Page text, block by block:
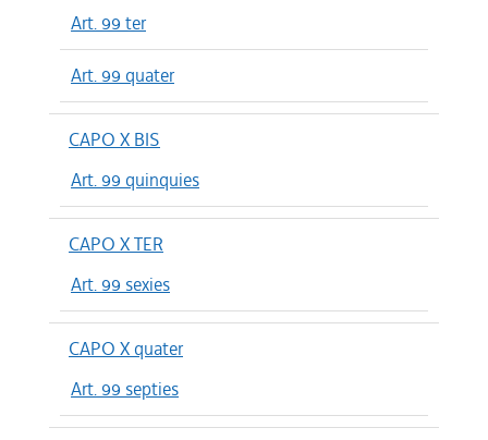
Art. 99 ter
Art. 99 quater
CAPO X BIS
Art. 99 quinquies
CAPO X TER
Art. 99 sexies
CAPO X quater
Art. 99 septies